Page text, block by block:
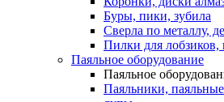
Буры, пики, зубила
Сверла по металлу,
Пилки для лобзиков,
Паяльное оборудование
Паяльное
Паяльники,